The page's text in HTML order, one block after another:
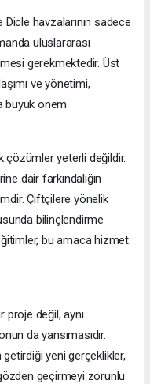
havzalarının sadece
uluslararası
gerekmektedir. Üst
ve yönetimi,
büyük önem
çözümler yeterli değildir.
dair farkındalığın
Çiftçilere yönelik
bilinçlendirme
bu amaca hizmet
proje değil, aynı
da yansımasıdır.
getirdiği yeni gerçeklikler,
geçirmeyi zorunlu